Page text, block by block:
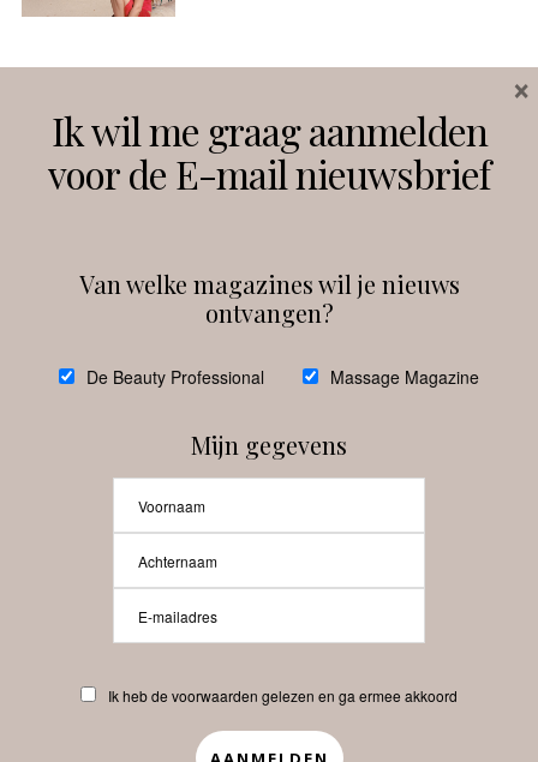
Instagram Facebook
debeautyprofessional
Beauty-Pro.nl
Abonneren Contact
Ik wil me graag aanmelden
voor de E-mail nieuwsbrief
Van welke magazines wil je nieuws
ontvangen?
De Beauty Professional Massage Magazine
Mijn gegevens
Ik heb de voorwaarden gelezen en ga ermee akkoord
×